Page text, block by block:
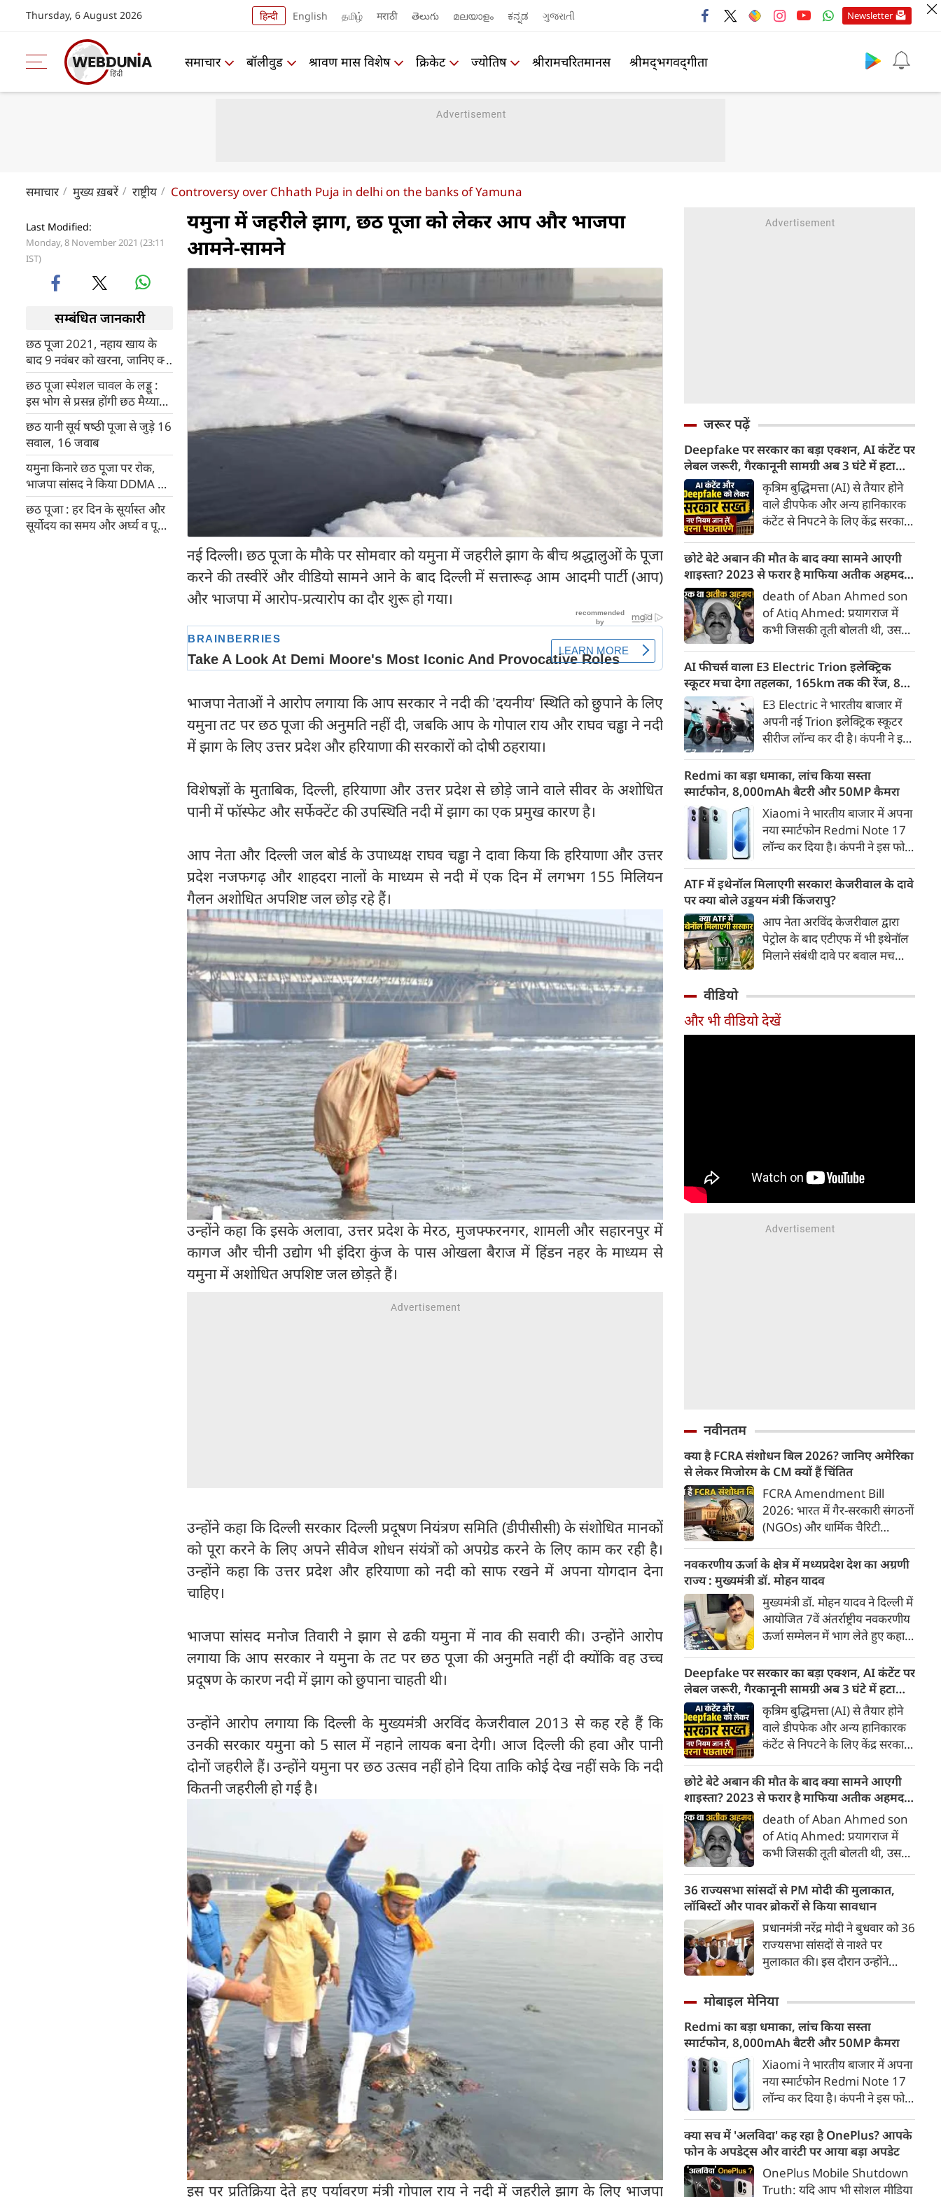
Thursday, 6 August 2026 हिन्दी English தமிழ் मराठी తెలుగు മലയാളം ಕನ್ನಡ ગુજરાતી Newsletter
समाचार बॉलीवुड श्रावण मास विशेष क्रिकेट ज्योतिष श्रीरामचरितमानस श्रीमद्‍भगवद्‍गीता
समाचार मुख्य ख़बरें राष्ट्रीय Controversy over Chhath Puja in delhi on the banks of Yamuna
Last Modified:
Monday, 8 November 2021 (23:11
IST)
सम्बंधित जानकारी
छठ पूजा 2021, नहाय खाय के
बाद 9 नवंबर को खरना, जानिए क्या
करते हैं इस दिन
छठ पूजा स्पेशल चावल के लड्डू :
इस भोग से प्रसन्न होंगी छठ मैय्या
Rice flour ladoo Recipe
छठ यानी सूर्य षष्‍ठी पूजा से जुड़े 16
सवाल, 16 जवाब
यमुना किनारे छठ पूजा पर रोक,
भाजपा सांसद ने किया DDMA के
दिशानिर्देशों का उल्लंघन
छठ पूजा : हर दिन के सूर्यास्त और
सूर्योदय का समय और अर्घ्य व पूजा
यमुना में जहरीले झाग, छठ पूजा को लेकर आप और भाजपा
आमने-सामने
नई दिल्ली। छठ पूजा के मौके पर सोमवार को यमुना में जहरीले झाग के बीच श्रद्धालुओं के पूजा
करने की तस्वीरें और वीडियो सामने आने के बाद दिल्ली में सत्तारूढ़ आम आदमी पार्टी (आप)
और भाजपा में आरोप-प्रत्यारोप का दौर शुरू हो गया।
भाजपा नेताओं ने आरोप लगाया कि आप सरकार ने नदी की 'दयनीय' स्थिति को छुपाने के लिए
यमुना तट पर छठ पूजा की अनुमति नहीं दी, जबकि आप के गोपाल राय और राघव चड्ढा ने नदी
में झाग के लिए उत्तर प्रदेश और हरियाणा की सरकारों को दोषी ठहराया।
विशेषज्ञों के मुताबिक, दिल्ली, हरियाणा और उत्तर प्रदेश से छोड़े जाने वाले सीवर के अशोधित
पानी में फॉस्फेट और सर्फेक्टेंट की उपस्थिति नदी में झाग का एक प्रमुख कारण है।
आप नेता और दिल्ली जल बोर्ड के उपाध्यक्ष राघव चड्ढा ने दावा किया कि हरियाणा और उत्तर
प्रदेश नजफगढ़ और शाहदरा नालों के माध्यम से नदी में एक दिन में लगभग 155 मिलियन
गैलन अशोधित अपशिष्ट जल छोड़ रहे हैं।
उन्होंने कहा कि इसके अलावा, उत्तर प्रदेश के मेरठ, मुजफ्फरनगर, शामली और सहारनपुर में
कागज और चीनी उद्योग भी इंदिरा कुंज के पास ओखला बैराज में हिंडन नहर के माध्यम से
यमुना में अशोधित अपशिष्ट जल छोड़ते हैं।
उन्होंने कहा कि दिल्ली सरकार दिल्ली प्रदूषण नियंत्रण समिति (डीपीसीसी) के संशोधित मानकों
को पूरा करने के लिए अपने सीवेज शोधन संयंत्रों को अपग्रेड करने के लिए काम कर रही है।
उन्होंने कहा कि उत्तर प्रदेश और हरियाणा को नदी को साफ रखने में अपना योगदान देना
चाहिए।
भाजपा सांसद मनोज तिवारी ने झाग से ढकी यमुना में नाव की सवारी की। उन्होंने आरोप
लगाया कि आप सरकार ने यमुना के तट पर छठ पूजा की अनुमति नहीं दी क्योंकि वह उच्च
प्रदूषण के कारण नदी में झाग को छुपाना चाहती थी।
उन्होंने आरोप लगाया कि दिल्ली के मुख्यमंत्री अरविंद केजरीवाल 2013 से कह रहे हैं कि
उनकी सरकार यमुना को 5 साल में नहाने लायक बना देगी। आज दिल्ली की हवा और पानी
दोनों जहरीले हैं। उन्होंने यमुना पर छठ उत्सव नहीं होने दिया ताकि कोई देख नहीं सके कि नदी
कितनी जहरीली हो गई है।
इस पर प्रतिक्रिया देते हुए पर्यावरण मंत्री गोपाल राय ने नदी में जहरीले झाग के लिए भाजपा
जरूर पढ़ें
Deepfake पर सरकार का बड़ा एक्शन, AI कंटेंट पर
लेबल जरूरी, गैरकानूनी सामग्री अब 3 घंटे में हटानी
होगी, नए नियम जान लें वरना पछताएंगे
कृत्रिम बुद्धिमत्ता (AI) से तैयार होने
वाले डीपफेक और अन्य हानिकारक
कंटेंट से निपटने के लिए केंद्र सरकार
किया है। सरकार ने AI से तैयार कंटेंट
पर स्पष्ट लेबल और पहचान योग्य
मेटाडेटा उपलब्ध कराना अनिवार्य
किया है। साथ ही, सरकारी या
न्यायालय के आदेश के आधार पर
गैरकानूनी जानकारी हटाने की
समयसीमा 36 घंटे से घटाकर 3 घंटे
कर दी गई है।
छोटे बेटे अबान की मौत के बाद क्या सामने आएगी
शाइस्ता? 2023 से फरार है माफिया अतीक अहमद
की पत्नी
death of Aban Ahmed son
of Atiq Ahmed: प्रयागराज में
कभी जिसकी तूती बोलती थी, उस
अहमद के कुनबे पर कानून और
किस्मत की दोहरी मार पड़ रही है।
जिस झांसी जिले में अप्रैल 2023 में
अतीक के एनकाउंटर में मारे गए बेटे
असद की सांसें थमी थीं, उसी झांसी में
अब उसके छोटे बेटे अबान की भीषण
सड़क दुर्घटना में जान चली गई है।
AI फीचर्स वाला E3 Electric Trion इलेक्ट्रिक
स्कूटर मचा देगा तहलका, 165km तक की रेंज, 8
साल की बैटरी वारंटी, कीमत जानेंगे तो हो जाएंगे
हैरान
E3 Electric ने भारतीय बाजार में
अपनी नई Trion इलेक्ट्रिक स्कूटर
सीरीज लॉन्च कर दी है। कंपनी ने इसे
पेश किया है। Trion की शुरुआती
कीमत 99,999 रुपए (एक्स-शोरूम,
बेंगलुरु) रखी गई है। फिलहाल इसकी
बुकिंग बेंगलुरु के ग्राहकों के लिए
कंपनी की आधिकारिक वेबसाइट के
जरिए शुरू की गई है। आने वाले समय
में इसे दूसरे शहरों में भी उपलब्ध
कराया जाएगा।
Redmi का बड़ा धमाका, लांच किया सस्ता
स्मार्टफोन, 8,000mAh बैटरी और 50MP कैमरा
Xiaomi ने भारतीय बाजार में अपना
नया स्मार्टफोन Redmi Note 17
लॉन्च कर दिया है। कंपनी ने इस फोन
डिस्प्ले, 8,000mAh की बड़ी बैटरी
और Qualcomm Snapdragon
चिपसेट के साथ पेश किया है। फोन में
50MP का मेन कैमरा दिया गया है।
इसके अलावा Redmi Note 17 में
Corning Gorilla Glass 7i
चेसिस जैसे फीचर्स मिलते हैं।
ATF में इथेनॉल मिलाएगी सरकार! केजरीवाल के दावे
पर क्या बोले उड्डयन मंत्री किंजरापु?
आप नेता अरविंद केजरीवाल द्वारा
पेट्रोल के बाद एटीएफ में भी इथेनॉल
मिलाने संबंधी दावे पर बवाल मच
इथेनॉल मिलाने की कोई योजना नहीं
है।
वीडियो
और भी वीडियो देखें
नवीनतम
क्या है FCRA संशोधन बिल 2026? जानिए अमेरिका
से लेकर मिजोरम के CM क्यों हैं चिंतित
FCRA Amendment Bill
2026: भारत में गैर-सरकारी संगठनों
(NGOs) और धार्मिक चैरिटी
नियंत्रित करने वाला 'फॉरेन
कंट्रीब्यूशन रेगुलेशन एक्ट' (FCRA)
एक बार फिर बड़े बदलावों को लेकर
सुर्खियों में है। केंद्र सरकार द्वारा लाए
गए FCRA संशोधन बिल 2026 ने न
केवल देश के भीतर, बल्कि सात
समंदर पार अमेरिका तक में सियासी
हलचल बढ़ा दी है।
नवकरणीय ऊर्जा के क्षेत्र में मध्यप्रदेश देश का अग्रणी
राज्य : मुख्यमंत्री डॉ. मोहन यादव
मुख्यमंत्री डॉ. मोहन यादव ने दिल्ली में
आयोजित 7वें अंतर्राष्ट्रीय नवकरणीय
ऊर्जा सम्मेलन में भाग लेते हुए कहा
500 गीगा वॉट गैर-जीवाश्म ऊर्जा
क्षमता के राष्ट्रीय लक्ष्य की प्राप्ति के
लिए पूरी प्रतिबद्धता के साथ कार्य कर
रहा है। उन्होंने कहा कि राज्य
नवकरणीय ऊर्जा, ऊर्जा भंडारण तथा
हरित औद्योगिक विकास के क्षेत्र में
तेजी से आगे बढ़ रहा है। म.प्र. आज
देश के अग्रणी राज्यों में अपनी विशिष्ट
पहचान बना चुका है।
Deepfake पर सरकार का बड़ा एक्शन, AI कंटेंट पर
लेबल जरूरी, गैरकानूनी सामग्री अब 3 घंटे में हटानी
होगी, नए नियम जान लें वरना पछताएंगे
कृत्रिम बुद्धिमत्ता (AI) से तैयार होने
वाले डीपफेक और अन्य हानिकारक
कंटेंट से निपटने के लिए केंद्र सरकार
किया है। सरकार ने AI से तैयार कंटेंट
पर स्पष्ट लेबल और पहचान योग्य
मेटाडेटा उपलब्ध कराना अनिवार्य
किया है। साथ ही, सरकारी या
न्यायालय के आदेश के आधार पर
गैरकानूनी जानकारी हटाने की
समयसीमा 36 घंटे से घटाकर 3 घंटे
कर दी गई है।
छोटे बेटे अबान की मौत के बाद क्या सामने आएगी
शाइस्ता? 2023 से फरार है माफिया अतीक अहमद
की पत्नी
death of Aban Ahmed son
of Atiq Ahmed: प्रयागराज में
कभी जिसकी तूती बोलती थी, उस
अहमद के कुनबे पर कानून और
किस्मत की दोहरी मार पड़ रही है।
जिस झांसी जिले में अप्रैल 2023 में
अतीक के एनकाउंटर में मारे गए बेटे
असद की सांसें थमी थीं, उसी झांसी में
अब उसके छोटे बेटे अबान की भीषण
36 राज्यसभा सांसदों से PM मोदी की मुलाकात,
लॉबिस्टों और पावर ब्रोकरों से किया सावधान
प्रधानमंत्री नरेंद्र मोदी ने बुधवार को 36
राज्यसभा सांसदों से नाश्ते पर
मुलाकात की। इस दौरान उन्होंने
अपने-अपने निर्वाचन क्षेत्रों के लोगों के
पावर ब्रोकरों से दूरी बनाए रखने की
सलाह दी।
मोबाइल मेनिया
Redmi का बड़ा धमाका, लांच किया सस्ता
स्मार्टफोन, 8,000mAh बैटरी और 50MP कैमरा
Xiaomi ने भारतीय बाजार में अपना
नया स्मार्टफोन Redmi Note 17
लॉन्च कर दिया है। कंपनी ने इस फोन
डिस्प्ले, 8,000mAh की बड़ी बैटरी
और Qualcomm Snapdragon
चिपसेट के साथ पेश किया है। फोन में
50MP का मेन कैमरा दिया गया है।
क्या सच में 'अलविदा' कह रहा है OnePlus? आपके
फोन के अपडेट्स और वारंटी पर आया बड़ा अपडेट
OnePlus Mobile Shutdown
Truth: यदि आप भी सोशल मीडिया